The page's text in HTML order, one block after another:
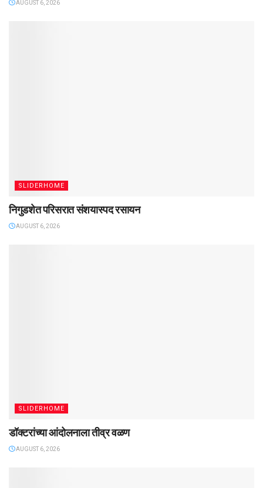
AUGUST 6, 2026
SLIDERHOME
निगुडशेत परिसरात संशयास्पद रसायन
AUGUST 6, 2026
SLIDERHOME
डॉक्टरांच्या आंदोलनाला तीव्र वळण
AUGUST 6, 2026